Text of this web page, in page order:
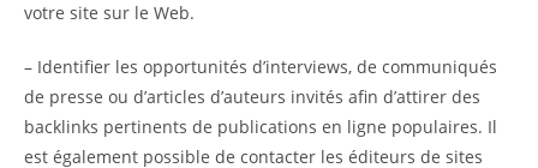
votre site sur le Web.
– Identifier les opportunités d’interviews, de communiqués
de presse ou d’articles d’auteurs invités afin d’attirer des
backlinks pertinents de publications en ligne populaires. Il
est également possible de contacter les éditeurs de sites